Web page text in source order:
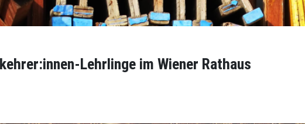
Lehrlinge im Wiener Rathaus